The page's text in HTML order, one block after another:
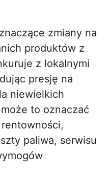
zmiany na
produktów z
z lokalnymi
presję na
niewielkich
to oznaczać
paliwa, serwisu